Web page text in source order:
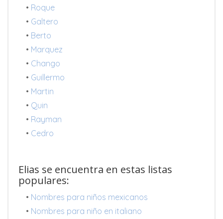
• Roque
• Galtero
• Berto
• Marquez
• Chango
• Guillermo
• Martin
• Quin
• Rayman
• Cedro
Elias se encuentra en estas listas
populares:
• Nombres para niños mexicanos
• Nombres para niño en italiano